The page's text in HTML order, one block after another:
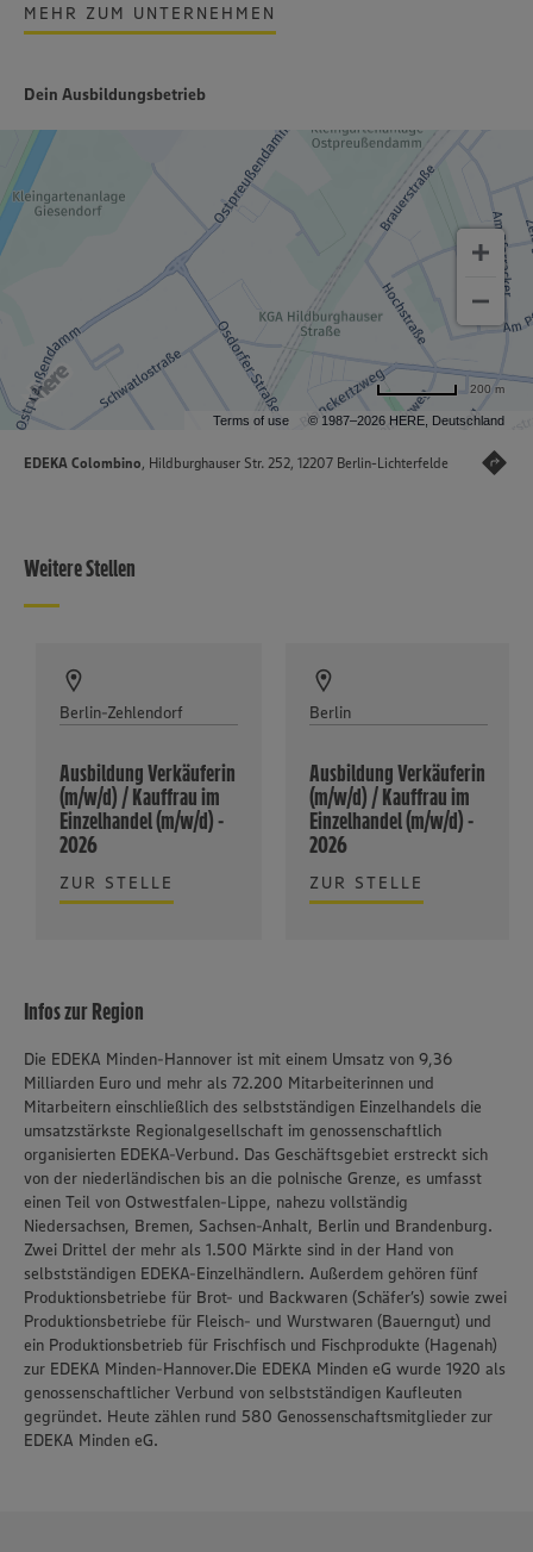
MEHR ZUM UNTERNEHMEN
Dein Ausbildungsbetrieb
Terms of use © 1987–2026 HERE, Deutschland
200 m
EDEKA Colombino , Hildburghauser Str. 252, 12207 Berlin-Lichterfelde
Weitere Stellen
Berlin-Zehlendorf
Ausbildung Verkäuferin
(m/w/d) / Kauffrau im
Einzelhandel (m/w/d) -
2026
ZUR STELLE
Berlin
Ausbildung Verkäuferin
(m/w/d) / Kauffrau im
Einzelhandel (m/w/d) -
2026
ZUR STELLE
Infos zur Region
Die EDEKA Minden-Hannover ist mit einem Umsatz von 9,36
Milliarden Euro und mehr als 72.200 Mitarbeiterinnen und
Mitarbeitern einschließlich des selbstständigen Einzelhandels die
umsatzstärkste Regionalgesellschaft im genossenschaftlich
organisierten EDEKA-Verbund. Das Geschäftsgebiet erstreckt sich
von der niederländischen bis an die polnische Grenze, es umfasst
einen Teil von Ostwestfalen-Lippe, nahezu vollständig
Niedersachsen, Bremen, Sachsen-Anhalt, Berlin und Brandenburg.
Zwei Drittel der mehr als 1.500 Märkte sind in der Hand von
selbstständigen EDEKA-Einzelhändlern. Außerdem gehören fünf
Produktionsbetriebe für Brot- und Backwaren (Schäfer’s) sowie zwei
Produktionsbetriebe für Fleisch- und Wurstwaren (Bauerngut) und
ein Produktionsbetrieb für Frischfisch und Fischprodukte (Hagenah)
zur EDEKA Minden-Hannover.Die EDEKA Minden eG wurde 1920 als
genossenschaftlicher Verbund von selbstständigen Kaufleuten
gegründet. Heute zählen rund 580 Genossenschaftsmitglieder zur
EDEKA Minden eG.